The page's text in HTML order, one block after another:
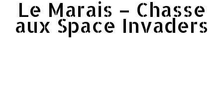
Le Marais – Chasse
aux Space Invaders